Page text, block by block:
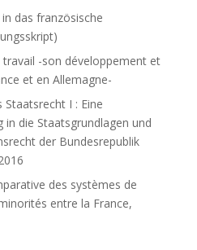
in das französische
travail -son développement et
et en Allemagne-
Staatsrecht I : Eine
in die Staatsgrundlagen und
der Bundesrepublik
des systèmes de
entre la France,